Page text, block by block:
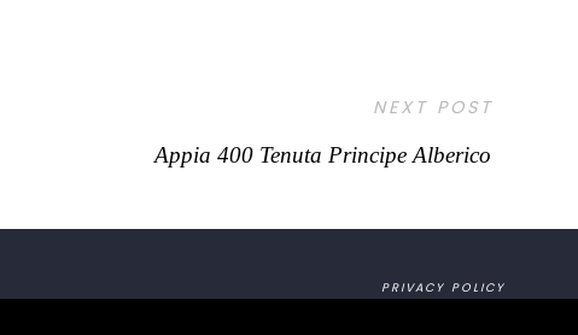
NEXT POST
Appia 400 Tenuta Principe Alberico
PRIVACY POLICY